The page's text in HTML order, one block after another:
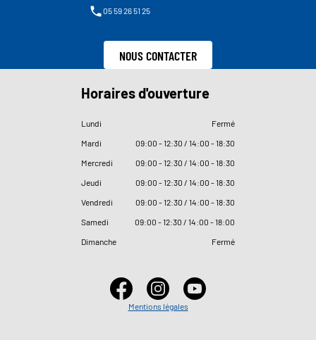
05 59 26 51 25
NOUS CONTACTER
Horaires d'ouverture
Lundi
Fermé
Mardi
09:00 - 12:30 / 14:00 - 18:30
Mercredi
09:00 - 12:30 / 14:00 - 18:30
Jeudi
09:00 - 12:30 / 14:00 - 18:30
Vendredi
09:00 - 12:30 / 14:00 - 18:30
Samedi
09:00 - 12:30 / 14:00 - 18:00
Dimanche
Fermé
Mentions légales